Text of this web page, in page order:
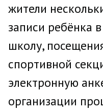
жители
записи ребёнка
школу,
спортивной
электронную
организации